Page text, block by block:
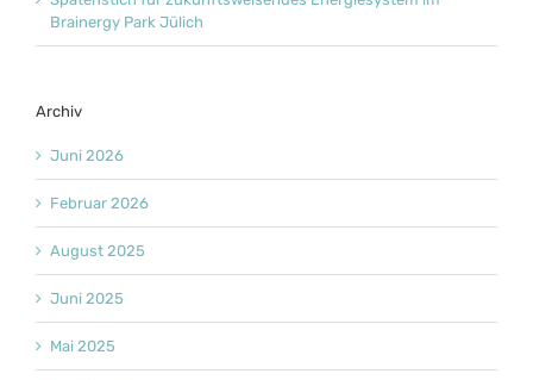
Brainergy Park Jülich
Archiv
Juni 2026
Februar 2026
August 2025
Juni 2025
Mai 2025